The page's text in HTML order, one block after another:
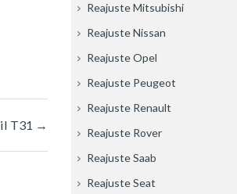
T31 →
Reajuste Mitsubishi
Reajuste Nissan
Reajuste Opel
Reajuste Peugeot
Reajuste Renault
Reajuste Rover
Reajuste Saab
Reajuste Seat